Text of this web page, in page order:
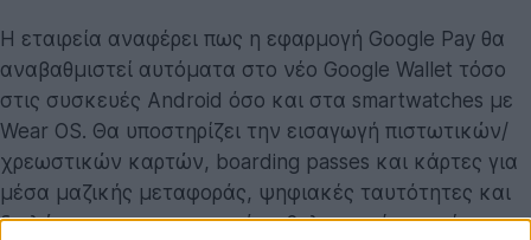
Η εταιρεία αναφέρει πως η εφαρμογή Google Pay θα
αναβαθμιστεί αυτόματα στο νέο Google Wallet τόσο
στις συσκευές Android όσο και στα smartwatches με
Wear OS. Θα υποστηρίζει την εισαγωγή πιστωτικών/
χρεωστικών καρτών, boarding passes και κάρτες για
μέσα μαζικής μεταφοράς, ψηφιακές ταυτότητες και
διπλώματα, πιστοποιητικά εμβολιασμού, εισιτήρια